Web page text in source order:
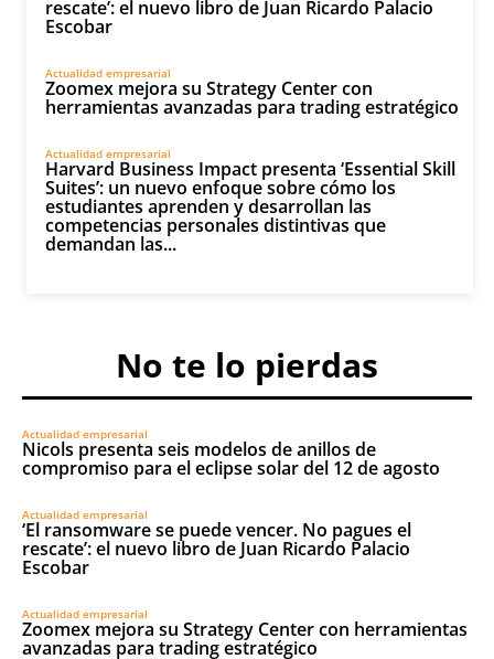
rescate’: el nuevo libro de Juan Ricardo Palacio
Escobar
Actualidad empresarial
Zoomex mejora su Strategy Center con
herramientas avanzadas para trading estratégico
Actualidad empresarial
Harvard Business Impact presenta ‘Essential Skill
Suites’: un nuevo enfoque sobre cómo los
estudiantes aprenden y desarrollan las
competencias personales distintivas que
demandan las...
No te lo pierdas
Actualidad empresarial
Nicols presenta seis modelos de anillos de
compromiso para el eclipse solar del 12 de agosto
Actualidad empresarial
‘El ransomware se puede vencer. No pagues el
rescate’: el nuevo libro de Juan Ricardo Palacio
Escobar
Actualidad empresarial
Zoomex mejora su Strategy Center con herramientas
avanzadas para trading estratégico